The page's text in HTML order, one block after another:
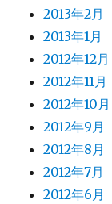
2013年2月
2013年1月
2012年12月
2012年11月
2012年10月
2012年9月
2012年8月
2012年7月
2012年6月